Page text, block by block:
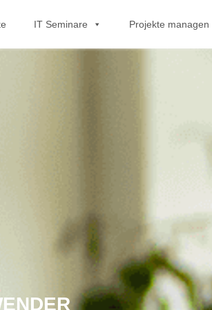
IT Seminare Projekte managen